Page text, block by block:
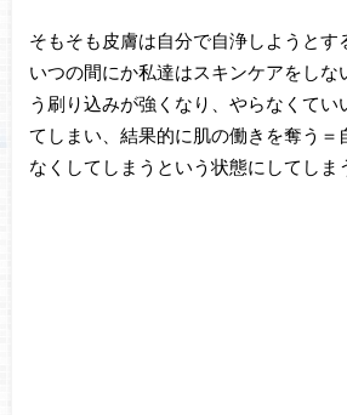
そもそも皮膚は自分で自浄しようとす
いつの間にか私達はスキンケアをしな
う刷り込みが強くなり、やらなくてい
てしまい、結果的に肌の働きを奪う＝
なくしてしまうという状態にしてしま